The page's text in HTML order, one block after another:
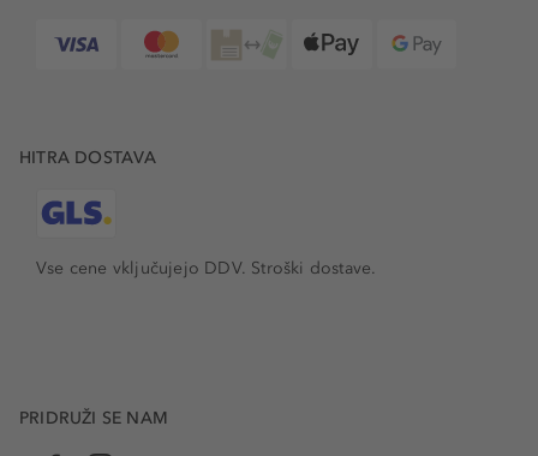
HITRA DOSTAVA
Vse cene vključujejo DDV. Stroški dostave.
PRIDRUŽI SE NAM